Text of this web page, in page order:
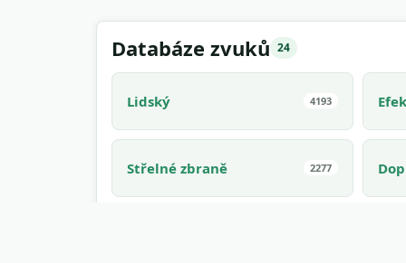
Databáze zvuků 24
Lidský 4193
Střelné zbraně 2277